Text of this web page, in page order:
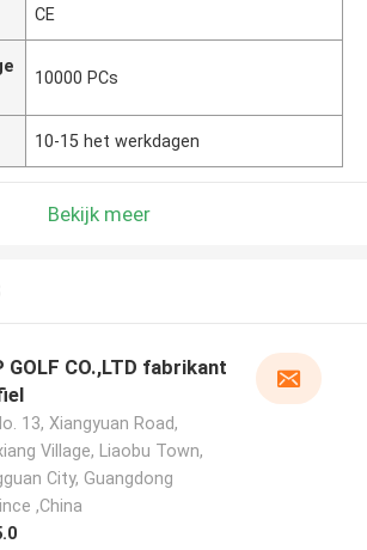
CE
10000 PCs
10-15 het werkdagen
Bekijk meer
GOLF CO.,LTD fabrikant
13, Xiangyuan Road,
Village, Liaobu Town,
City, Guangdong
,China